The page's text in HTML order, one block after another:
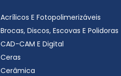
Acrílicos E Fotopolimerizáveis
Brocas, Discos, Escovas E Polidoras
CAD-CAM E Digital
Ceras
Cerâmica